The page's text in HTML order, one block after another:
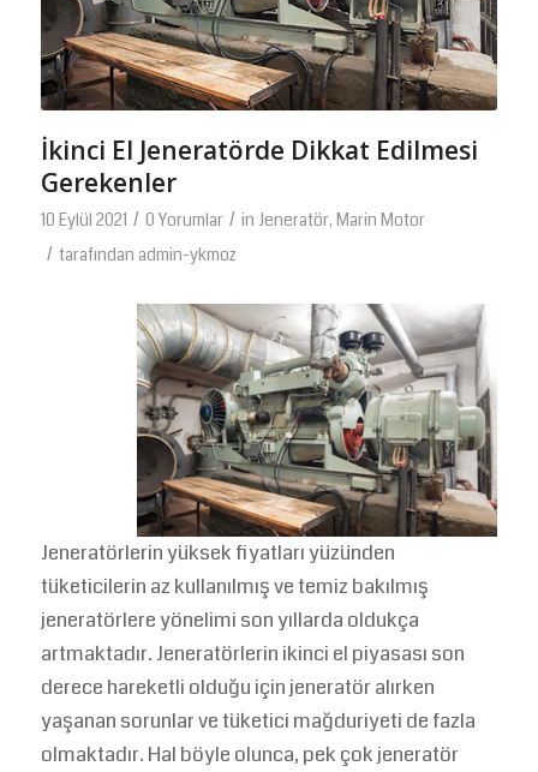
İkinci El Jeneratörde Dikkat Edilmesi
Gerekenler
10 Eylül 2021 / 0 Yorumlar / in Jeneratör, Marin Motor
/ tarafından admin-ykmoz
Jeneratörlerin yüksek fiyatları yüzünden
tüketicilerin az kullanılmış ve temiz bakılmış
jeneratörlere yönelimi son yıllarda oldukça
artmaktadır. Jeneratörlerin ikinci el piyasası son
derece hareketli olduğu için jeneratör alırken
yaşanan sorunlar ve tüketici mağduriyeti de fazla
olmaktadır. Hal böyle olunca, pek çok jeneratör